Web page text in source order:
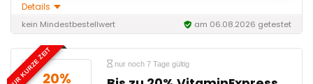
Details
kein Mindestbestellwert am 06.08.2026 getestet
NUR KURZE ZEIT20%
nur noch 7 Tage gültig